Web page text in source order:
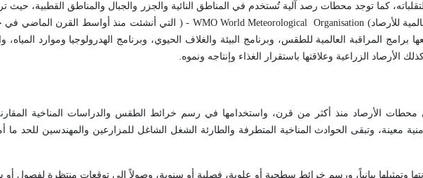
لتقلباته، كما توجد محطات رصد آلية تُستخدم في المناطق النائية والجزر والجبال والمناطق القطبية،
للأرصادWorld Meteorological Organisation (
WMO
) - التي أنشئت منذ أواسط القرن الماضي في
برامج المراقبة العالمية للطقس، وبرنامج البيئة والغلاف الحيوي، وبرنامج الهدرولوجيا وموارد المياه،
الأرصاد الزراعية وعلاقتها باستقرار الغذاء وإنتاجه ونموه.
الأرصاد منذ أكثر من قرن، واستخدامها في رسم خرائط الطقس والدراسات المناخية
معينة، وتبقى الحوادث المناخية المتطرفة والطارئة الشغل الشاغل للمزارعين والمهندسين للحد ما
وتمثيلها بيانياً، ورسم خرائط سطحية أو علوية، فصلية أو سنوية، وصولاً إلى توقعات منتظرة لفصول